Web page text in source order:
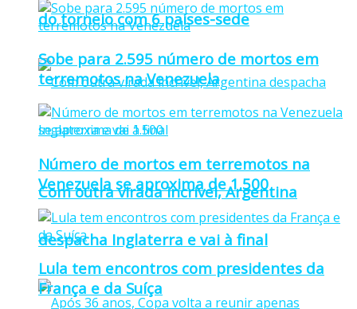
do torneio com 6 países-sede
Com outra virada incrível, Argentina
despacha Inglaterra e vai à final
Sobe para 2.595 número de mortos em
terremotos na Venezuela
Número de mortos em terremotos na
Venezuela se aproxima de 1.500
Lula tem encontros com presidentes da
França e da Suíça